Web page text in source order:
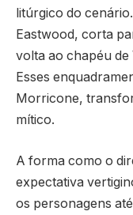
litúrgico do
Eastwood, corta
volta ao chapéu
Esses
Morricone,
mítico.
A forma como o
expectativa
os personagens